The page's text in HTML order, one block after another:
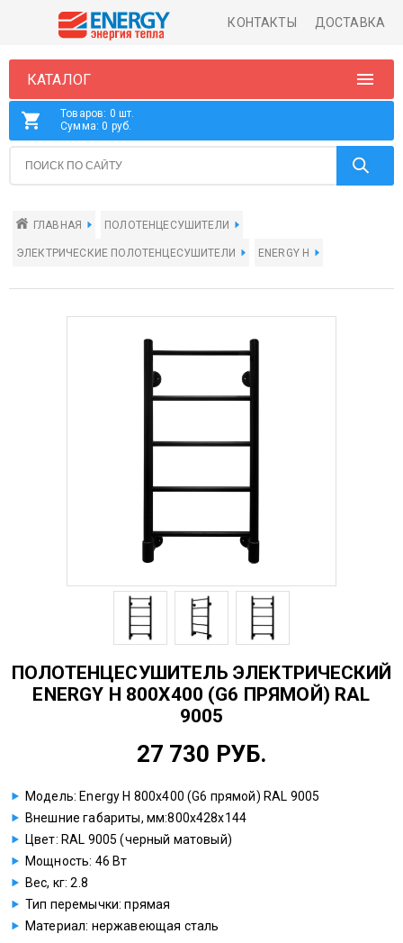
КОНТАКТЫ ДОСТАВКА
КАТАЛОГ
Товаров: 0 шт.
Сумма: 0 руб.
ГЛАВНАЯ ПОЛОТЕНЦЕСУШИТЕЛИ
ЭЛЕКТРИЧЕСКИЕ ПОЛОТЕНЦЕСУШИТЕЛИ ENERGY H
ПОЛОТЕНЦЕСУШИТЕЛЬ ЭЛЕКТРИЧЕСКИЙ
ENERGY H 800X400 (G6 ПРЯМОЙ) RAL
9005
27 730 РУБ.
Модель: Energy H 800x400 (G6 прямой) RAL 9005
Внешние габариты, мм:800х428х144
Цвет: RAL 9005 (черный матовый)
Мощность: 46 Вт
Вес, кг: 2.8
Тип перемычки: прямая
Материал: нержавеющая сталь